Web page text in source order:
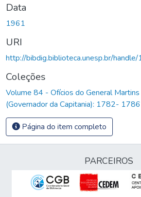
Data
1961
URI
http://bibdig.biblioteca.unesp.br/
Coleções
Volume 84 - Ofícios do General
(Governador da Capitania): 1782- 1786
Página do item completo
PARCEIROS